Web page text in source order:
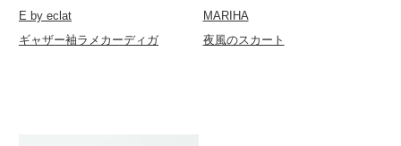
E by eclat
ギャザー袖ラメカーディガ
MARIHA
夜風のスカート